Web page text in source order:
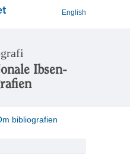
English
Ibsen-
bibliografien